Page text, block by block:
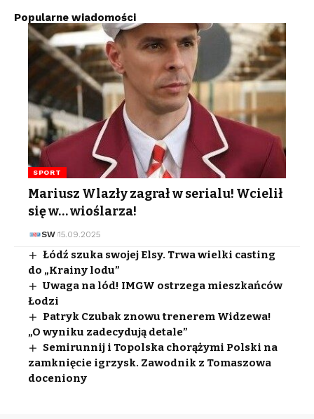
Popularne wiadomości
SPORT
Mariusz Wlazły zagrał w serialu! Wcielił
się w… wioślarza!
SW 15.09.2025
Łódź szuka swojej Elsy. Trwa wielki casting
do „Krainy lodu”
Uwaga na lód! IMGW ostrzega mieszkańców
Łodzi
Patryk Czubak znowu trenerem Widzewa!
„O wyniku zadecydują detale”
Semirunnij i Topolska chorążymi Polski na
zamknięcie igrzysk. Zawodnik z Tomaszowa
doceniony